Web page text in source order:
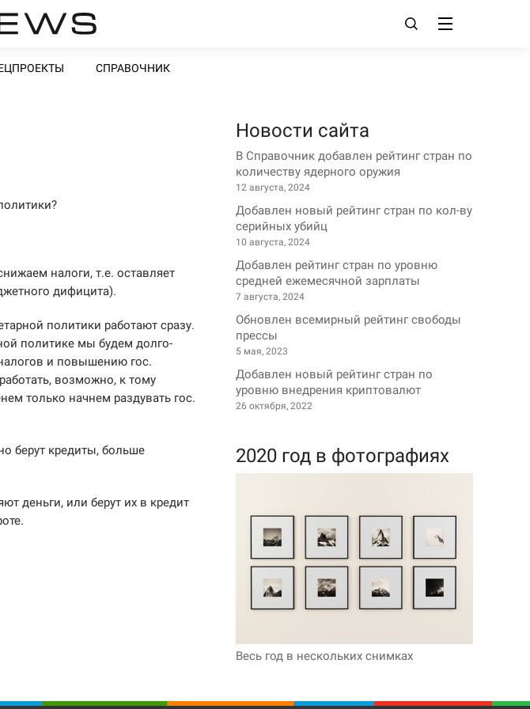
СПРАВОЧНИК
налоги, т.е. оставляет
дифицита).
политики работают сразу.
политике мы будем долго-
и повышению гос.
возможно, к тому
только начнем раздувать гос.
берут кредиты, больше
деньги, или берут их в кредит
Новости сайта
В Справочник добавлен рейтинг стран по
количеству ядерного оружия
12 августа, 2024
Добавлен новый рейтинг стран по кол-ву
серийных убийц
10 августа, 2024
Добавлен рейтинг стран по уровню
средней ежемесячной зарплаты
7 августа, 2024
Обновлен всемирный рейтинг свободы
прессы
5 мая, 2023
Добавлен новый рейтинг стран по
уровню внедрения криптовалют
26 октября, 2022
2020 год в фотографиях
Весь год в нескольких снимках